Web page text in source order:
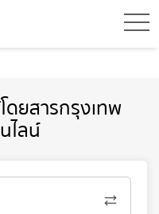
ยสารกรุงเทพ
ไลน์